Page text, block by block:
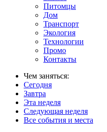
Питомцы
Дом
Транспорт
Экология
Технологии
Промо
Контакты
Чем заняться:
Сегодня
Завтра
Эта неделя
Следующая неделя
Все события и места